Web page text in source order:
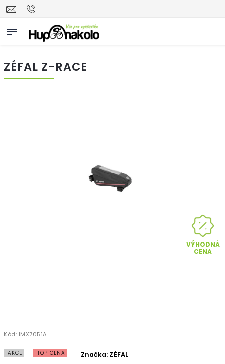
ZÉFAL Z-RACE
VÝHODNÁ
CENA
Kód: IMX7051A
AKCE TOP CENA Značka: ZÉFAL